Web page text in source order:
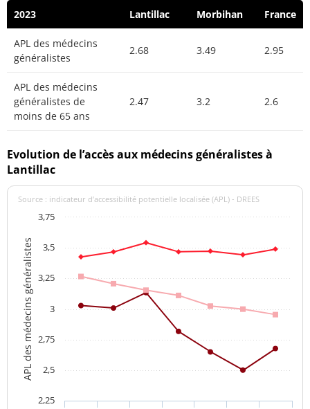
2023 Lantillac Morbihan France
APL des médecins
généralistes
2.68 3.49 2.95
APL des médecins
généralistes de
moins de 65 ans
2.47 3.2 2.6
Evolution de l’accès aux médecins généralistes à
Lantillac
APL des médecins généralistes
Source : indicateur d’accessibilité potentielle localisée (APL) - DREES
2,25
2,5
2,75
3
3,25
3,5
3,75